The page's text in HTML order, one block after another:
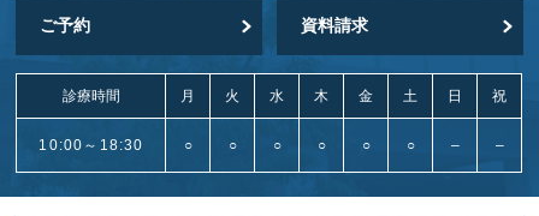
ご予約 資料請求
診療時間 月 火 水 木 金 土 日 祝
10:00～18:30 ○ ○ ○ ○ ○ ○ – –